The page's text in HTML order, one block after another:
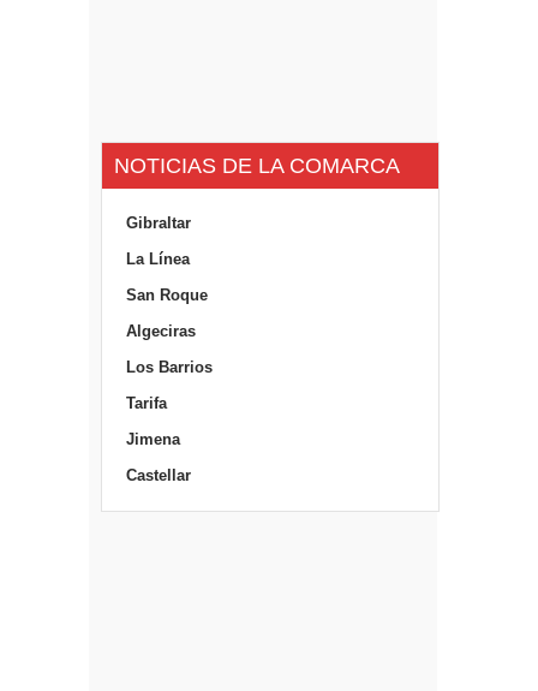
NOTICIAS DE LA COMARCA
Gibraltar
La Línea
San Roque
Algeciras
Los Barrios
Tarifa
Jimena
Castellar